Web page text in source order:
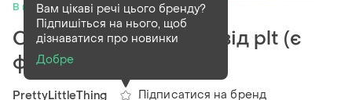
В наявності1 шт
Сукня білого кольору від plt (є
фото на тілі)
PrettyLittleThing
Вам цікаві речі цього бренду?
Підпишіться на нього, щоб
дізнаватися про новинки
Добре
Підписатися на бренд